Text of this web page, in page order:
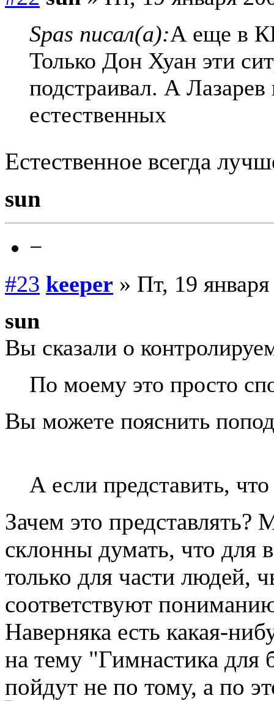
Spas писал(а):А еще в
Только Дон Хуан эти
подстраивал. А Лазарев
естественных
Естественное всегда
sun
−
#23 keeper » Пт, 19
sun
Вы сказали о
По моему это просто
Вы можете пояснить
А если представить,
Зачем это
склонны думать, что для
только для части людей,
соответствуют
Наверняка есть какая-
на тему "Гимнастика для
пойдут не по тому, а по